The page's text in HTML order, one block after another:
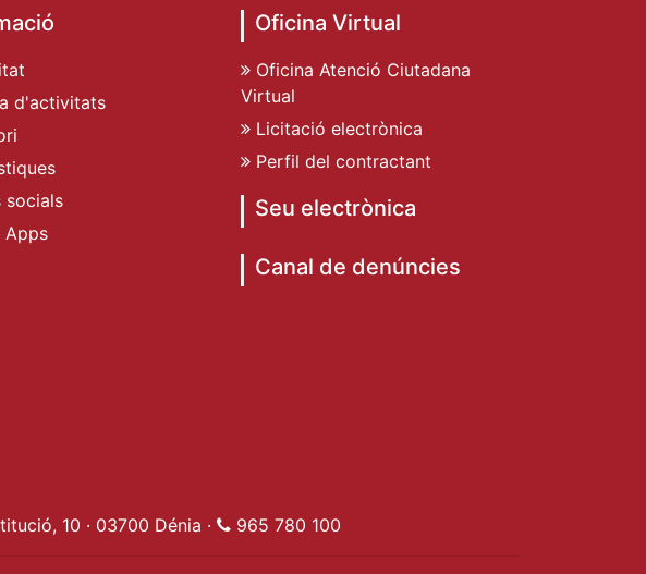
d'activitats
socials
Apps
Oficina Virtual
Oficina Atenció Ciutadana
Virtual
Licitació electrònica
Perfil del contractant
Seu electrònica
Canal de denúncies
de Dénia
Ajuntament de Dénia
10 · 03700 Dénia · 965 780 100